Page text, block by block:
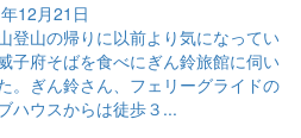
12月21日
登山の帰りに以前より気になってい
子府そばを食べにぎん鈴旅館に伺い
。ぎん鈴さん、フェリーグライドの
ハウスからは徒歩３...